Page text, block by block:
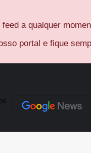
feed a qualquer
portal e fique